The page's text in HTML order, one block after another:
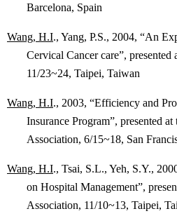
Barcelona, Spain
Wang, H.I., Yang, P.S., 2004, “An
Cervical Cancer care”,
11/23~24, Taipei, Taiwan
Wang, H.I., 2003, “Efficiency and
Insurance Program”, presented
Association, 6/15~18, San
Wang, H.I., Tsai, S.L., Yeh, S.Y.,
on Hospital Management”,
Association, 11/10~13, Taipei,